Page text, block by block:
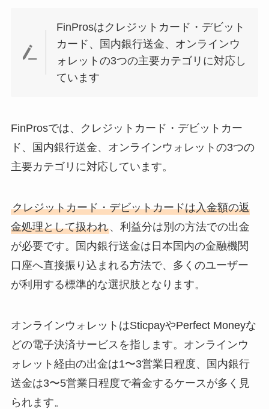
FinProsはクレジットカード・デビット
カード、国内銀行送金、オンラインウ
ォレットの3つの主要カテゴリに対応し
ています
FinProsでは、クレジットカード・デビットカー
ド、国内銀行送金、オンラインウォレットの3つの
主要カテゴリに対応しています。
クレジットカード・デビットカードは入金額の返
金処理として扱われ、利益分は別の方法での出金
が必要です。国内銀行送金は日本国内の金融機関
口座へ直接振り込まれる方法で、多くのユーザー
が利用する標準的な選択肢となります。
オンラインウォレットはSticpayやPerfect Moneyな
どの電子決済サービスを指します。オンラインウ
ォレット経由の出金は1〜3営業日程度、国内銀行
送金は3〜5営業日程度で着金するケースが多く見
られます。